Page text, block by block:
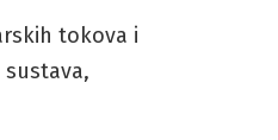
tokova i